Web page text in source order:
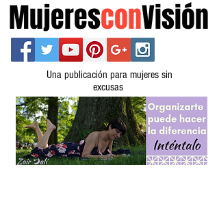
MujeresconVisión
Una publicación para mujeres sin
excusas